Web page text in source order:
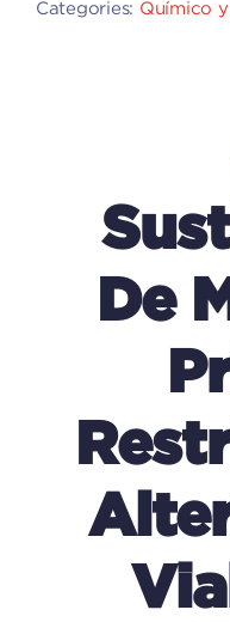
Categories: Químico
De